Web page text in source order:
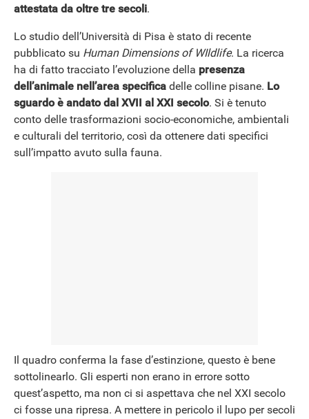
attestata da oltre tre secoli.
Lo studio dell’Università di Pisa è stato di recente
pubblicato su Human Dimensions of WIldlife. La ricerca
ha di fatto tracciato l’evoluzione della presenza
dell’animale nell’area specifica delle colline pisane. Lo
sguardo è andato dal XVII al XXI secolo. Si è tenuto
conto delle trasformazioni socio-economiche, ambientali
e culturali del territorio, così da ottenere dati specifici
sull’impatto avuto sulla fauna.
Il quadro conferma la fase d’estinzione, questo è bene
sottolinearlo. Gli esperti non erano in errore sotto
quest’aspetto, ma non ci si aspettava che nel XXI secolo
ci fosse una ripresa. A mettere in pericolo il lupo per secoli